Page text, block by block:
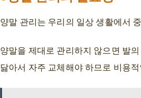
양말 관리는 우리의 일상 생활에서
양말을 제대로 관리하지 않으면 발
닳아서 자주 교체해야 하므로 비용